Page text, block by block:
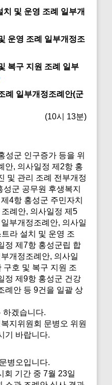
및 운영 조례 일부개
운영 조례 일부개정조
복구 지원 조례 일부
례 일부개정조례안(군
(10시 13분)
성군 인구증가 등을 위
안, 의사일정 제2항 홍
및 관리 조례 전부개정
군 공무원 후생복지
4항 홍성군 주민자치
례안, 의사일정 제5
부개정조례안, 의사일
라 설치 및 운영 조
정 제7항 홍성군립 합
개정조례안, 의사일
구호 및 복구 지원 조
정 제9항 홍성군 건강
례안 등 9건을 일괄 상
하겠습니다.
지위원회 문병오 위원
기 바랍니다.
병오입니다.
회 기간 중 7월 23일